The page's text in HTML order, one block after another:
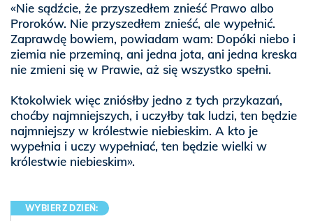
«Nie sądźcie, że przyszedłem znieść Prawo albo
Proroków. Nie przyszedłem znieść, ale wypełnić.
Zaprawdę bowiem, powiadam wam: Dopóki niebo i
ziemia nie przeminą, ani jedna jota, ani jedna kreska
nie zmieni się w Prawie, aż się wszystko spełni.
Ktokolwiek więc zniósłby jedno z tych przykazań,
choćby najmniejszych, i uczyłby tak ludzi, ten będzie
najmniejszy w królestwie niebieskim. A kto je
wypełnia i uczy wypełniać, ten będzie wielki w
królestwie niebieskim».
WYBIERZ DZIEŃ: